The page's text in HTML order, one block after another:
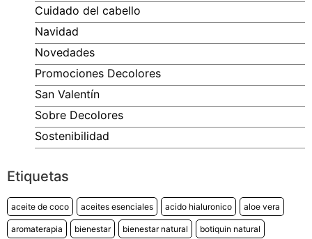
Cuidado del cabello
Navidad
Novedades
Promociones Decolores
San Valentín
Sobre Decolores
Sostenibilidad
Etiquetas
aceite de coco aceites esenciales acido hialuronico aloe vera
aromaterapia bienestar bienestar natural botiquin natural
Oferta especial solo para ti
10% de descuento
No rellenar
¡SÍ, LO QUIERO!
*Descuento aplicable con el código que se recibirá por correo